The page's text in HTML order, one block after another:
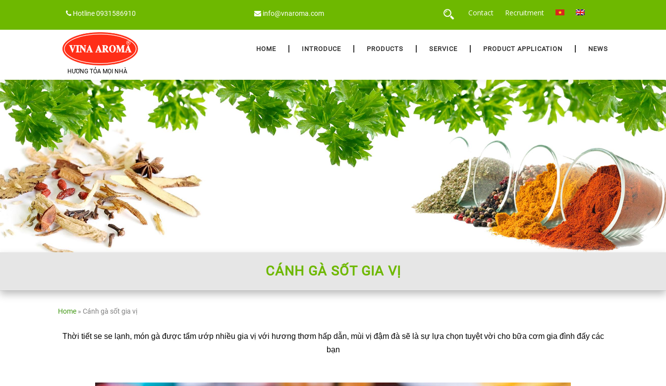
content
Hotline0931586910 info@vnaroma.com Contact Recruitment
HƯƠNG TỎA MỌI NHÀ
HOME INTRODUCE PRODUCTS SERVICE PRODUCT APPLICATION NEWS
CÁNH GÀ SỐT GIA VỊ
Home » Cánh gà sốt gia vị
Thời tiết se se lạnh, món gà được tẩm ướp nhiều gia vị với hương thơm hấp dẫn, mùi vị đậm đà sẽ là sự lựa chọn tuyệt vời cho bữa cơm gia đình đấy các
bạn